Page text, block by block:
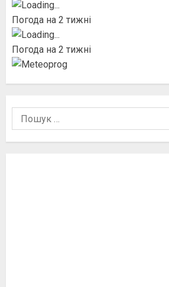
Погода на 2 тижні
Погода на 2 тижні
Пошук: